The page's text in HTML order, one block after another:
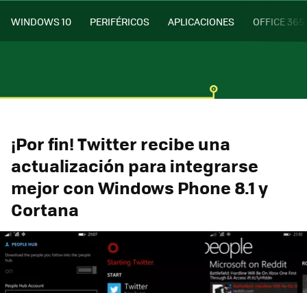
WINDOWS 10 PERIFÉRICOS APLICACIONES OFFICE 365
¡Por fin! Twitter recibe una
actualización para integrarse
mejor con Windows Phone 8.1 y
Cortana